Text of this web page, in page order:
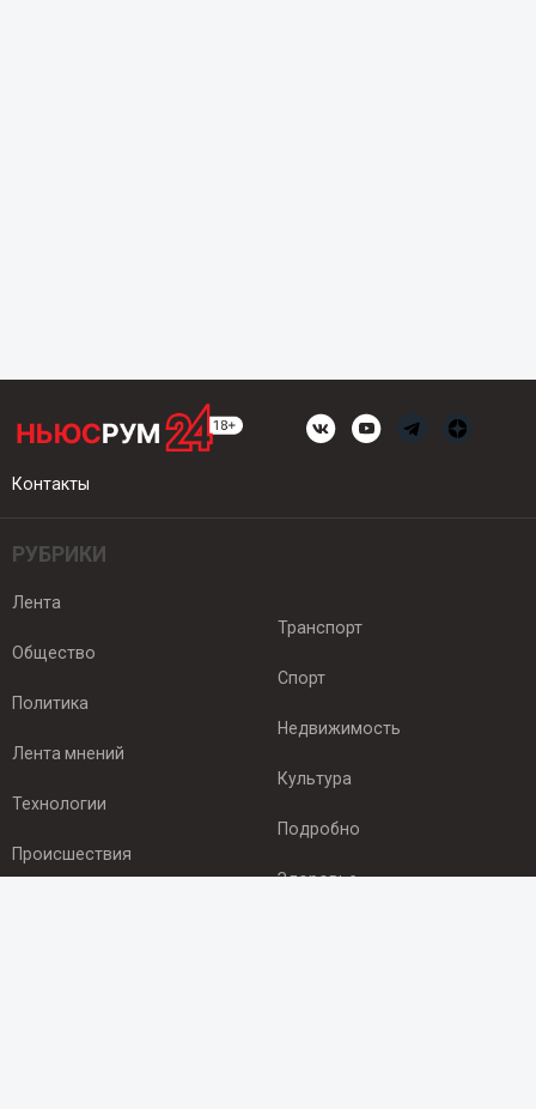
Контакты
РУБРИКИ
Лента
Общество
Политика
Лента мнений
Технологии
Происшествия
Транспорт
Спорт
Недвижимость
Культура
Подробно
Здоровье